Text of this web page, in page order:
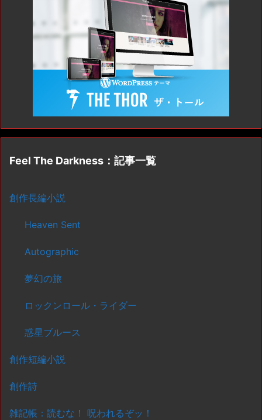
Feel The Darkness：記事一覧
創作長編小説
Heaven Sent
Autographic
夢幻の旅
ロックンロール・ライダー
惑星ブルース
創作短編小説
創作詩
雑記帳：読むな！ 呪われるぞッ！